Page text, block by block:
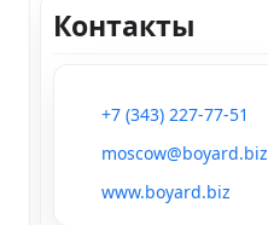
Контакты
+7 (343) 227-77-51
moscow@boyard.biz
www.boyard.biz